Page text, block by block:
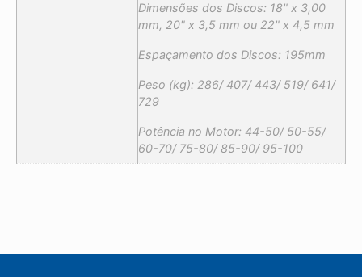
Dimensões dos Discos: 18" x 3,00
mm, 20" x 3,5 mm ou 22" x 4,5 mm
Espaçamento dos Discos: 195mm
Peso (kg): 286/ 407/ 443/ 519/ 641/
729
Potência no Motor: 44-50/ 50-55/
60-70/ 75-80/ 85-90/ 95-100